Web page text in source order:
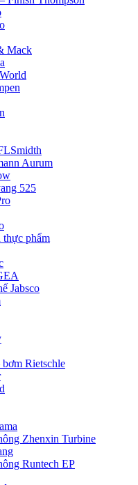
Mack
Aurum
525
thực phẩm
Jabsco
Rietschle
Zhenxin Turbine
Runtech EP